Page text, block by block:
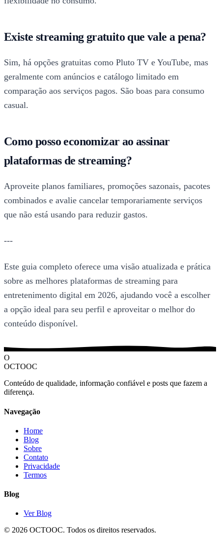
Existe streaming gratuito que vale a pena?
Sim, há opções gratuitas como Pluto TV e YouTube, mas
geralmente com anúncios e catálogo limitado em
comparação aos serviços pagos. São boas para consumo
casual.
Como posso economizar ao assinar
plataformas de streaming?
Aproveite planos familiares, promoções sazonais, pacotes
combinados e avalie cancelar temporariamente serviços
que não está usando para reduzir gastos.
---
Este guia completo oferece uma visão atualizada e prática
sobre as melhores plataformas de streaming para
entretenimento digital em 2026, ajudando você a escolher
a opção ideal para seu perfil e aproveitar o melhor do
conteúdo disponível.
O
OCTOOC
Conteúdo de qualidade, informação confiável e posts que fazem a
diferença.
Navegação
Home
Blog
Sobre
Contato
Privacidade
Termos
Blog
Ver Blog
© 2026 OCTOOC. Todos os direitos reservados.